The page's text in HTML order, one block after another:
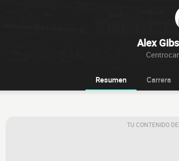
Alex
Resumen Carrera
TU CONTENIDO